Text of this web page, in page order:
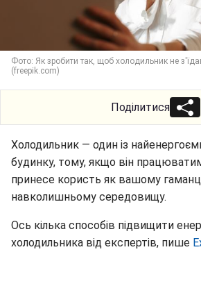
Фото: Як зробити так, щоб холодильник не
(freepik.com)
Поділитися
Холодильник — один із
будинку, тому, якщо він
принесе користь як вашому
навколишньому середовищу.
Ось кілька способів підвищити
холодильника від експертів, пише